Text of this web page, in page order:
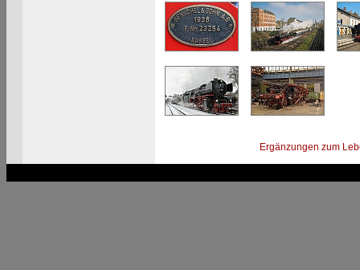
Ergänzungen zum